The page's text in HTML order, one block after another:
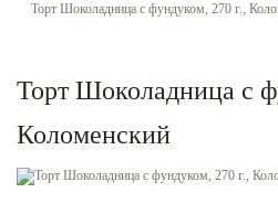
Торт Шоколадница с фундуком, 270 г.,
Торт Шоколадница с
Коломенский